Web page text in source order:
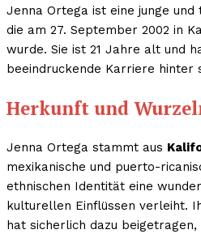
Jenna Ortega ist eine junge
die am 27. September 2002 in
wurde. Sie ist 21 Jahre alt und
beeindruckende Karriere hinter
Herkunft und
Jenna Ortega stammt aus
mexikanische und puerto-
ethnischen Identität eine
kulturellen Einflüssen verleiht.
hat sicherlich dazu